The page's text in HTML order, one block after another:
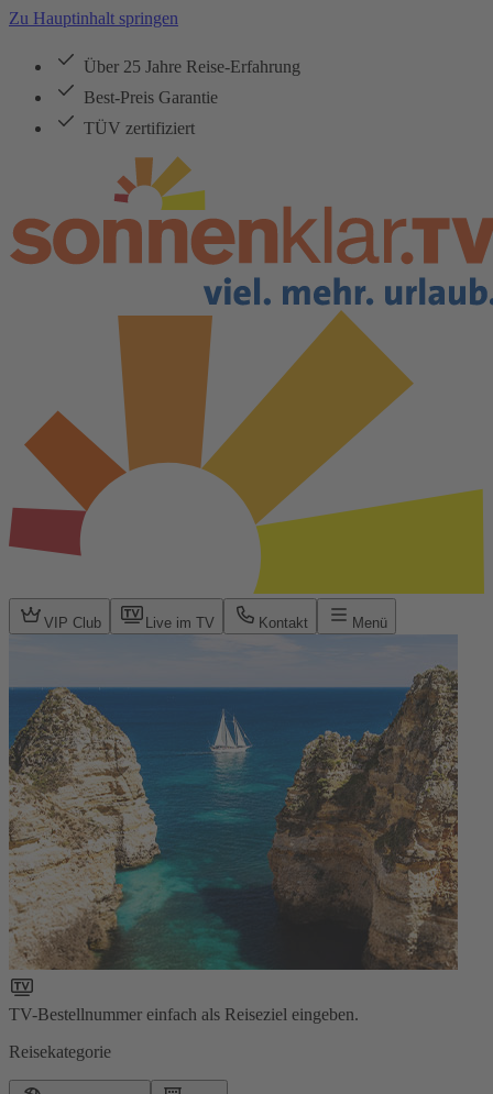
Zu Hauptinhalt springen
Über 25 Jahre Reise-Erfahrung
Best-Preis Garantie
TÜV zertifiziert
VIP Club Live im TV Kontakt Menü
TV-Bestellnummer einfach als Reiseziel eingeben.
Reisekategorie